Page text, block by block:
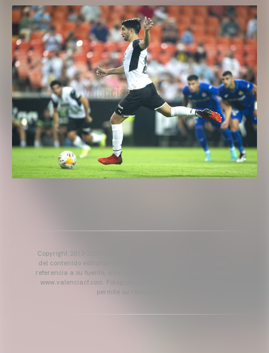
Copyright 2013-2025 Valencia Club de Fútbol. Se permite el uso
del contenido editorial del artículo siempre y cuando se haga
referencia a su fuente, además de contener el siguiente enlace:
www.valenciacf.com. Fotografías de Lázaro de la Peña, no se
permite su reutilización.